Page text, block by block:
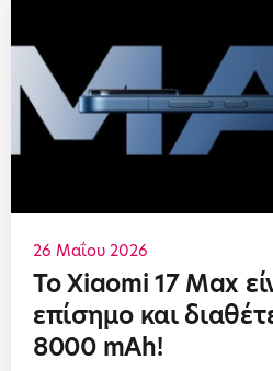
26 Μαΐου 2026
Το Xiaomi 17 Max
επίσημο και
8000 mAh!